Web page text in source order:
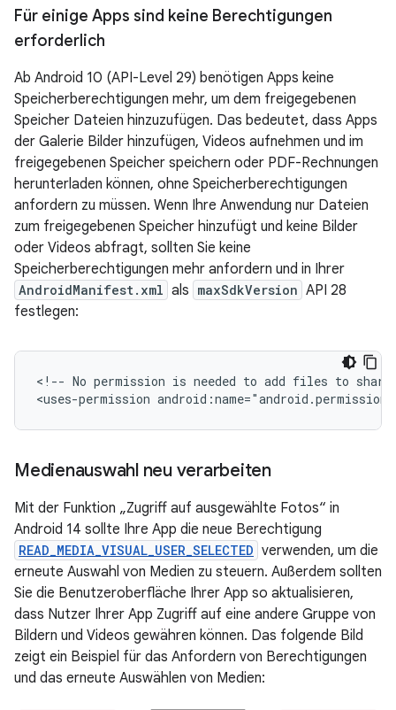
Für einige Apps sind keine Berechtigungen
erforderlich
Ab Android 10 (API-Level 29) benötigen Apps keine
Speicherberechtigungen mehr, um dem freigegebenen
Speicher Dateien hinzuzufügen. Das bedeutet, dass Apps
der Galerie Bilder hinzufügen, Videos aufnehmen und im
freigegebenen Speicher speichern oder PDF-Rechnungen
herunterladen können, ohne Speicherberechtigungen
anfordern zu müssen. Wenn Ihre Anwendung nur Dateien
zum freigegebenen Speicher hinzufügt und keine Bilder
oder Videos abfragt, sollten Sie keine
Speicherberechtigungen mehr anfordern und in Ihrer
AndroidManifest.xml als maxSdkVersion API 28
festlegen:
<!-- No permission is needed to add files to
<uses-permission
Medienauswahl neu verarbeiten
Mit der Funktion „Zugriff auf ausgewählte Fotos“ in
Android 14 sollte Ihre App die neue Berechtigung
READ_MEDIA_VISUAL_USER_SELECTED verwenden, um die
erneute Auswahl von Medien zu steuern. Außerdem sollten
Sie die Benutzeroberfläche Ihrer App so aktualisieren,
dass Nutzer Ihrer App Zugriff auf eine andere Gruppe von
Bildern und Videos gewähren können. Das folgende Bild
zeigt ein Beispiel für das Anfordern von Berechtigungen
und das erneute Auswählen von Medien: